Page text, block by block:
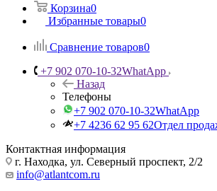
Корзина0
Избранные товары0
Сравнение товаров0
+7 902 070-10-32WhatApp
Назад
Телефоны
+7 902 070-10-32WhatApp
+7 4236 62 95 62Отдел
Контактная информация
г. Находка, ул. Северный проспект, 2/2
info@atlantcom.ru